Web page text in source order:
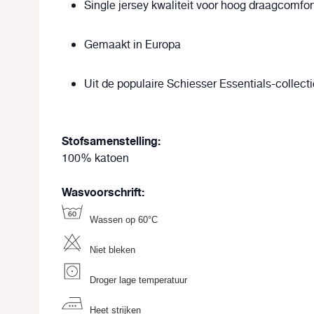
Single jersey kwaliteitvoor hoog
Gemaakt in Europa
Uit de populaireSchiesser Essentials-
Stofsamenstelling:
100% katoen
Wasvoorschrift:
Wassen op 60°C
Niet bleken
Droger lage temperatuur
Heet strijken